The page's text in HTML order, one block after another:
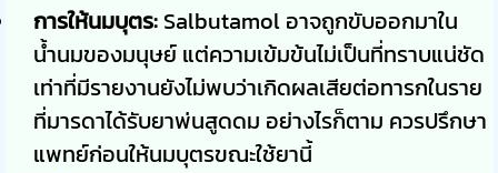
การให้นมบุตร:Salbutamol อาจถูกขับออกมาใน
น้ำนมของมนุษย์ แต่ความเข้มข้นไม่เป็นที่ทราบแน่ชัด
เท่าที่มีรายงานยังไม่พบว่าเกิดผลเสียต่อทารกในราย
ที่มารดาได้รับยาพ่นสูดดม อย่างไรก็ตาม ควรปรึกษา
แพทย์ก่อนให้นมบุตรขณะใช้ยานี้